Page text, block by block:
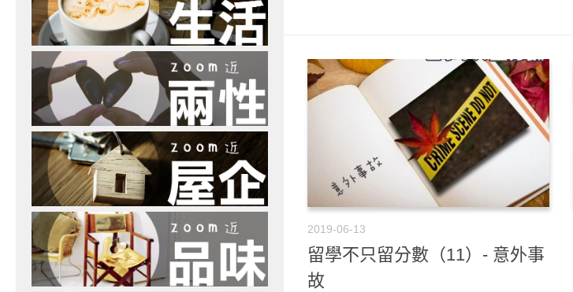
2019-06-13
留學不只留分數（11）- 意外事
故